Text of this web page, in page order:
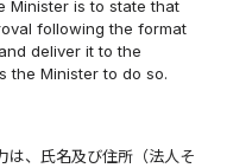
Minister is to state that
following the format
deliver it to the
the Minister to do so.
は、氏名及び住所（法人そ